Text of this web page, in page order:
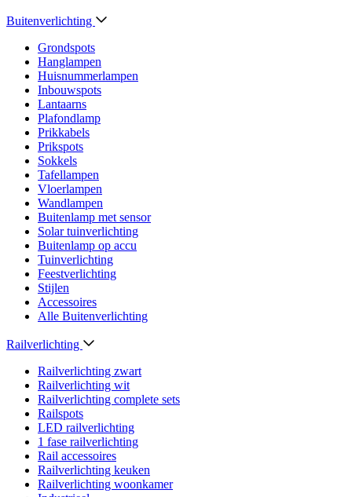
Buitenverlichting
Grondspots
Hanglampen
Huisnummerlampen
Inbouwspots
Lantaarns
Plafondlamp
Prikkabels
Prikspots
Sokkels
Tafellampen
Vloerlampen
Wandlampen
Buitenlamp met sensor
Solar tuinverlichting
Buitenlamp op accu
Tuinverlichting
Feestverlichting
Stijlen
Accessoires
Alle Buitenverlichting
Railverlichting
Railverlichting zwart
Railverlichting wit
Railverlichting complete sets
Railspots
LED railverlichting
1 fase railverlichting
Rail accessoires
Railverlichting keuken
Railverlichting woonkamer